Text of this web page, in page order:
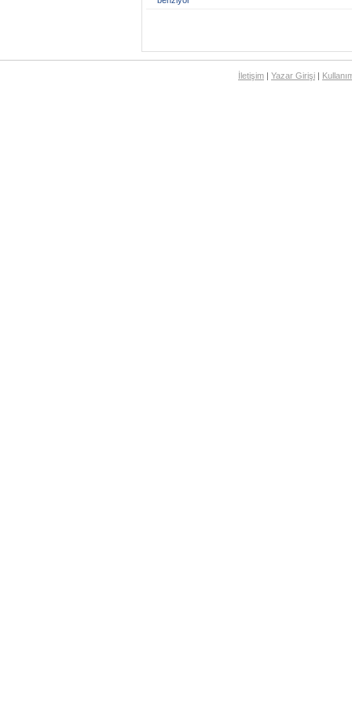
İletişim | Yazar Girişi |